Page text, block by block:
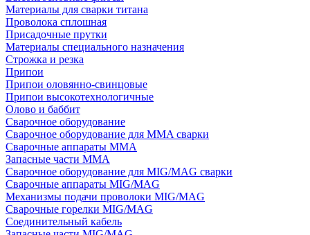
Материалы для сварки титана
Проволока сплошная
Присадочные прутки
Материалы специального назначения
Строжка и резка
Припои
Припои оловянно-свинцовые
Припои высокотехнологичные
Олово и баббит
Сварочное оборудование
Сварочное оборудование для MMA сварки
Сварочные аппараты MMA
Запасные части MMA
Сварочное оборудование для MIG/MAG сварки
Сварочные аппараты MIG/MAG
Механизмы подачи проволоки MIG/MAG
Сварочные горелки MIG/MAG
Соединительный кабель